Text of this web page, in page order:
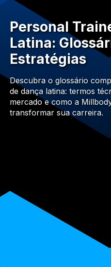
Personal
Latina:
Estratégias
Descubra o glossário
de dança latina: termos
mercado e como a
transformar sua carreira.